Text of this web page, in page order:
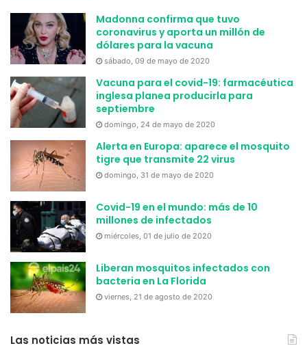
mercaderías o a la entrega de su representación impresa
al receptor no electrónico.
SEGURIDAD DE LA IMPLEMENTACIÓN DEL DOCUMENTO
Un aspecto importante a tener en consideración es el
relativo a la autenticidad del emisor de los documentos. El
sistema que será usado será el de firma electrónica, el
cual ha sido el más aceptado por los países de la región.
electrónica avanzada que sellará el documento y lo hará
inalterable; la idea que tiene la DGI (según comentarios del
Director General de Rentas, Cr. Pablo Ferreri) es que este
mecanismo se adapte al sistema de gestión que tenga la
empresa, y que el costo de obtener dicha firma electrónica
se pague una sola vez y pueda ser usado las veces que la
se logra que el mecanismo sea realmente adaptable a
Madonna confirma que tuvo
coronavirus y aporta un millón de
dólares para la vacuna
sábado, 09 de mayo de 2020
Vacuna para el covid-19: farmacéutica
inglesa planea producirla para
septiembre
domingo, 24 de mayo de 2020
Alerta en Europa: aparece el mosquito
tigre que transmite 22 virus
domingo, 31 de mayo de 2020
Covid-19 en el mundo: más de 10
millones de infectados
miércoles, 01 de julio de 2020
Liberan mosquitos infectados con
bacteria en La Florida
viernes, 21 de agosto de 2020
Las noticias más vistas